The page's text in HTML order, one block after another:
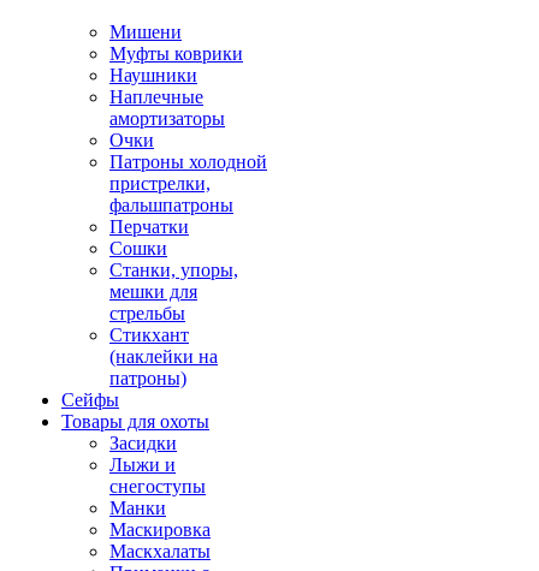
Мишени
Муфты коврики
Наушники
Наплечные
амортизаторы
Очки
Патроны холодной
пристрелки,
фальшпатроны
Перчатки
Сошки
Станки, упоры,
мешки для
стрельбы
Стикхант
(наклейки на
патроны)
Сейфы
Товары для охоты
Засидки
Лыжи и
снегоступы
Манки
Маскировка
Маскхалаты